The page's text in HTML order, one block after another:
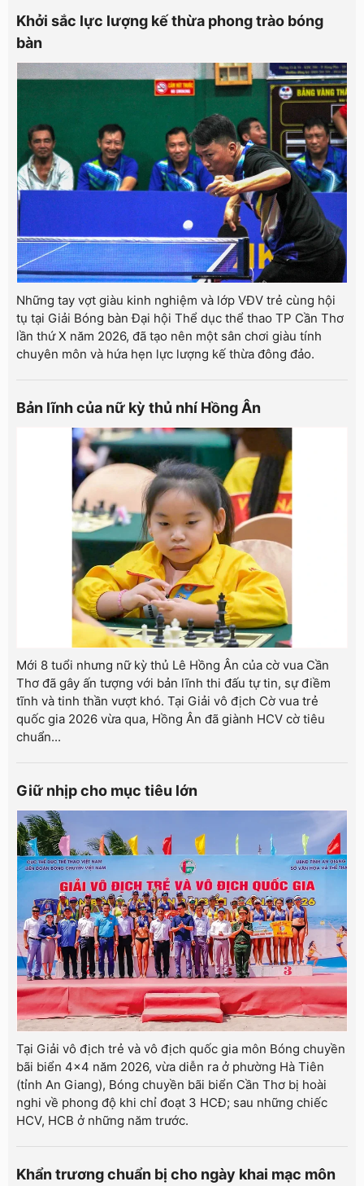
Khởi sắc lực lượng kế thừa phong trào bóng
bàn
Những tay vợt giàu kinh nghiệm và lớp VĐV trẻ cùng hội
tụ tại Giải Bóng bàn Đại hội Thể dục thể thao TP Cần Thơ
lần thứ X năm 2026, đã tạo nên một sân chơi giàu tính
chuyên môn và hứa hẹn lực lượng kế thừa đông đảo.
Bản lĩnh của nữ kỳ thủ nhí Hồng Ân
Mới 8 tuổi nhưng nữ kỳ thủ Lê Hồng Ân của cờ vua Cần
Thơ đã gây ấn tượng với bản lĩnh thi đấu tự tin, sự điềm
tĩnh và tinh thần vượt khó. Tại Giải vô địch Cờ vua trẻ
quốc gia 2026 vừa qua, Hồng Ân đã giành HCV cờ tiêu
chuẩn...
Giữ nhịp cho mục tiêu lớn
Tại Giải vô địch trẻ và vô địch quốc gia môn Bóng chuyền
bãi biển 4x4 năm 2026, vừa diễn ra ở phường Hà Tiên
(tỉnh An Giang), Bóng chuyền bãi biển Cần Thơ bị hoài
nghi về phong độ khi chỉ đoạt 3 HCĐ; sau những chiếc
HCV, HCB ở những năm trước.
Khẩn trương chuẩn bị cho ngày khai mạc môn